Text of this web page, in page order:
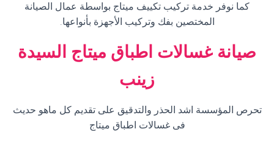
كما نوفر خدمة تركيب تكييف ميتاج بواسطة عمال الصيانة
المختصين بفك وتركيب الأجهزة بأنواعها.
صيانة غسالات اطباق ميتاج السيدة
زينب
تحرص المؤسسة اشد الحذر والتدقيق على تقديم كل ماهو حديث
فى غسالات اطباق ميتاج